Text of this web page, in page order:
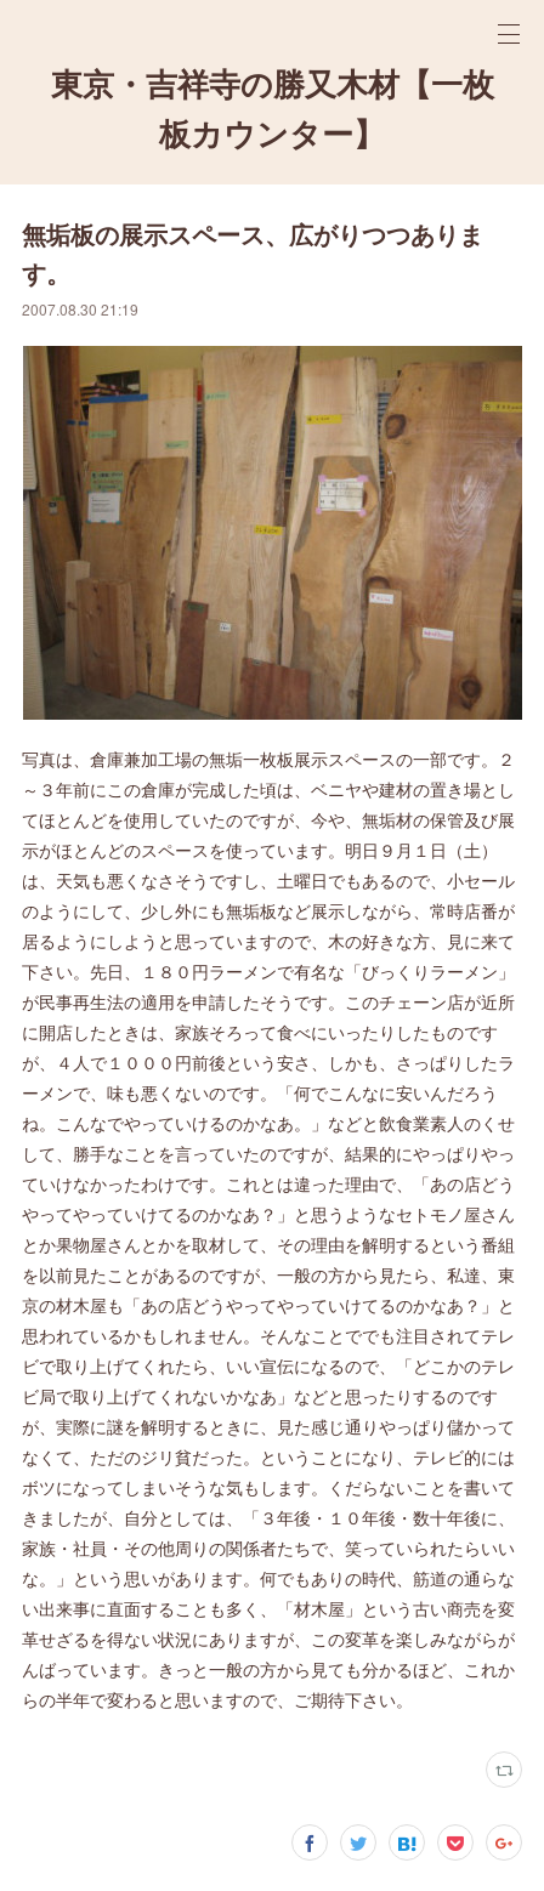
東京・吉祥寺の勝又木材【一枚
板カウンター】
無垢板の展示スペース、広がりつつありま
す。
2007.08.30 21:19
写真は、倉庫兼加工場の無垢一枚板展示スペースの一部です。２
～３年前にこの倉庫が完成した頃は、ベニヤや建材の置き場とし
てほとんどを使用していたのですが、今や、無垢材の保管及び展
示がほとんどのスペースを使っています。明日９月１日（土）
は、天気も悪くなさそうですし、土曜日でもあるので、小セール
のようにして、少し外にも無垢板など展示しながら、常時店番が
居るようにしようと思っていますので、木の好きな方、見に来て
下さい。先日、１８０円ラーメンで有名な「びっくりラーメン」
が民事再生法の適用を申請したそうです。このチェーン店が近所
に開店したときは、家族そろって食べにいったりしたものです
が、４人で１０００円前後という安さ、しかも、さっぱりしたラ
ーメンで、味も悪くないのです。「何でこんなに安いんだろう
ね。こんなでやっていけるのかなあ。」などと飲食業素人のくせ
して、勝手なことを言っていたのですが、結果的にやっぱりやっ
ていけなかったわけです。これとは違った理由で、「あの店どう
やってやっていけてるのかなあ？」と思うようなセトモノ屋さん
とか果物屋さんとかを取材して、その理由を解明するという番組
を以前見たことがあるのですが、一般の方から見たら、私達、東
京の材木屋も「あの店どうやってやっていけてるのかなあ？」と
思われているかもしれません。そんなことででも注目されてテレ
ビで取り上げてくれたら、いい宣伝になるので、「どこかのテレ
ビ局で取り上げてくれないかなあ」などと思ったりするのです
が、実際に謎を解明するときに、見た感じ通りやっぱり儲かって
なくて、ただのジリ貧だった。ということになり、テレビ的には
ボツになってしまいそうな気もします。くだらないことを書いて
きましたが、自分としては、「３年後・１０年後・数十年後に、
家族・社員・その他周りの関係者たちで、笑っていられたらいい
な。」という思いがあります。何でもありの時代、筋道の通らな
い出来事に直面することも多く、「材木屋」という古い商売を変
革せざるを得ない状況にありますが、この変革を楽しみながらが
んばっています。きっと一般の方から見ても分かるほど、これか
らの半年で変わると思いますので、ご期待下さい。